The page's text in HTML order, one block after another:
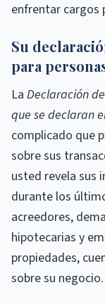
enfrentar cargos
Su
para
La Declaración
que se declaran
complicado que
sobre sus
usted revela sus
durante los
acreedores,
hipotecarias y
propiedades,
sobre su negocio.